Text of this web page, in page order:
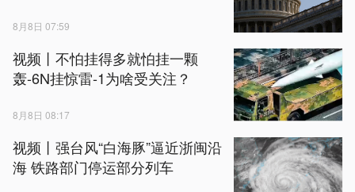
8月8日 07:59
视频丨不怕挂得多就怕挂一颗
轰-6N挂惊雷-1为啥受关注？
8月8日 08:17
视频丨强台风“白海豚”逼近浙闽沿
海 铁路部门停运部分列车